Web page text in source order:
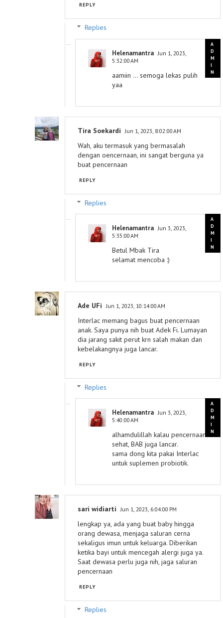
REPLY
Replies
Helenamantra Jun 1, 2023,
5:32:00 AM
aamiin ... semoga lekas pulih
yaa
Tira Soekardi Jun 1, 2023, 8:02:00 AM
Wah, aku termasuk yang bermasalah
dengan oencernaan, ini sangat berguna ya
buat pencernaan
REPLY
Replies
Helenamantra Jun 3, 2023,
5:35:00 AM
Betul Mbak Tira
selamat mencoba :)
Ade UFi Jun 1, 2023, 10:14:00 AM
Interlac memang bagus buat pencernaan
anak. Saya punya nih buat Adek Fi. Lumayan
dia jarang sakit perut krn salah makan dan
kebelakangnya juga lancar.
REPLY
Replies
Helenamantra Jun 3, 2023,
5:40:00 AM
alhamdulillah kalau pencernaan
sehat, BAB juga lancar.
sama dong kita pakai Interlac
untuk suplemen probiotik.
sari widiarti Jun 1, 2023, 6:04:00 PM
lengkap ya, ada yang buat baby hingga
orang dewasa, menjaga saluran cerna
sekaligus imun untuk keluarga. Diberikan
ketika bayi untuk mencegah alergi juga ya.
Saat dewasa perlu juga nih, jaga saluran
pencernaan
REPLY
Replies